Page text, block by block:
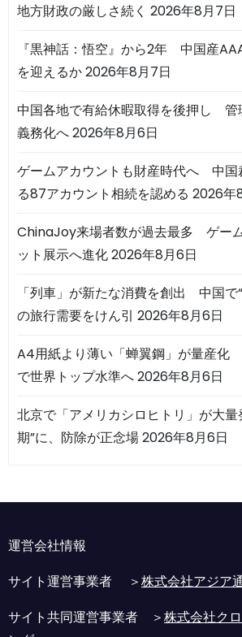
地方財政の厳しさ続く 2026年8月7日
『黒神話：悟空』から2年 中国産
を迎えるか2026年8月7日
中国各地で有給休暇取得を後押し 管
義務化へ2026年8月6日
ゲームアカウントも財産時代へ 中国
る87アカウント相続を認める 2026年
ChinaJoy来場者数が過去最多 ゲー
ット展示へ進化2026年8月6日
「列車」が新たな消費を創出 中国で
の旅行需要をけん引 2026年8月6日
A4用紙より薄い「蝉翼鋼」が量産化
で世界トップ水準へ2026年8月6日
北京で「アメリカシロヒトリ」が大
期”に、防除が正念場2026年8月6日
運営会社情報
サイト運営事業者 ＞株式会社アジア
サイト共同運営事業者 ＞株式会社ク